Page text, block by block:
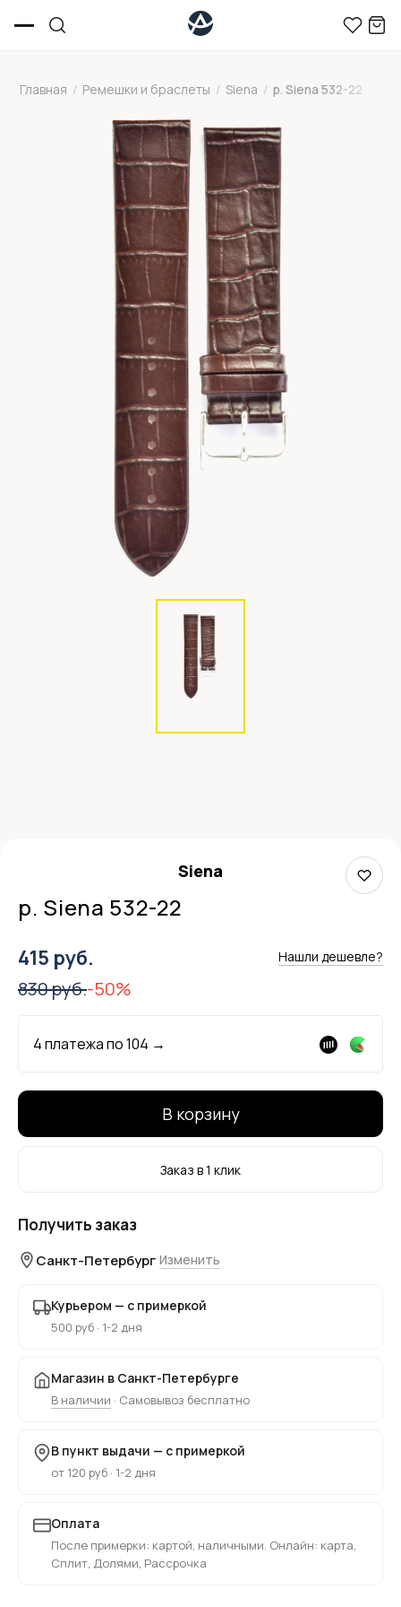
Главная / Ремешки и браслеты / Siena / р. Siena 532-22
Siena
р. Siena 532-22
415 руб. Нашли дешевле?
830 руб.-50%
4 платежа по104 →
В корзину
Заказ в 1 клик
Получить заказ
Санкт-Петербург Изменить
Курьером — с примеркой
500 руб · 1-2 дня
Магазин в Санкт-Петербурге
В наличии · Самовывоз бесплатно
В пункт выдачи — с примеркой
от 120 руб · 1-2 дня
Оплата
После примерки: картой, наличными. Онлайн: карта,
Сплит, Долями, Рассрочка